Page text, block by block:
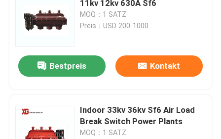
HRC-Sicherung
Sicherung ausfallen lassen
Trockene Art Transformator
11kv 12kv 630A Sf6
MOQ：1 SATZ
Preis：USD 200-1000
Bestpreis Kontakt
Indoor 33kv 36kv Sf6 Air Load
Break Switch Power Plants
MOQ：1 SATZ